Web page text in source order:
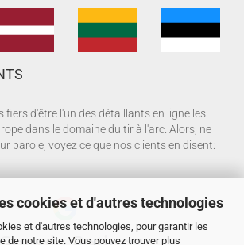
cookies et d'autres technologies
et d'autres technologies, pour garantir les
de notre site. Vous pouvez trouver plus
fiers d'être l'un des détaillants en ligne les
dans le domaine du tir à l'arc. Alors, ne
parole, voyez ce que nos clients en disent: